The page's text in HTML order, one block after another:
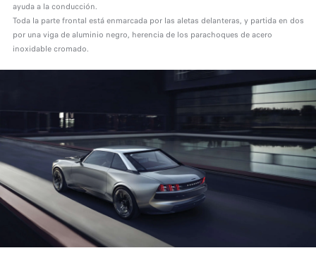
ayuda a la conducción.
Toda la parte frontal está enmarcada por las aletas delanteras, y partida en dos
por una viga de aluminio negro, herencia de los parachoques de acero
inoxidable cromado.